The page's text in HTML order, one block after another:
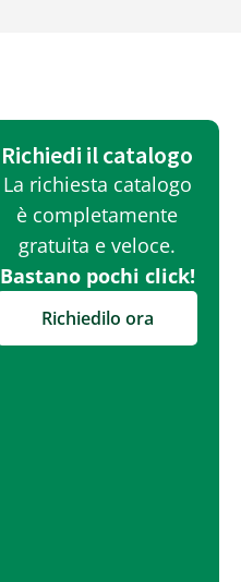
Richiedi il catalogo
La richiesta catalogo
è completamente
gratuita e veloce.
Bastano pochi click!
Richiedilo ora